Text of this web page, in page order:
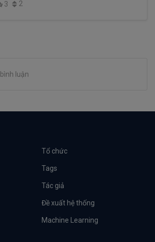
3 2
luận
Tổ chức
Tags
Tác giả
Đề xuất hệ thống
Machine Learning